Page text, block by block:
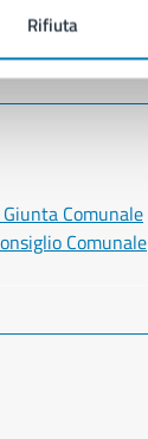
Rifiuta
Comunale
Comunale